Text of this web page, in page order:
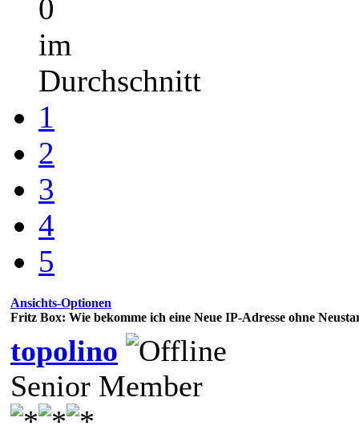
0
im
Durchschnitt
1
2
3
4
5
Ansichts-Optionen
Fritz Box: Wie bekomme ich eine Neue IP-Adresse ohne
topolino
Senior Member